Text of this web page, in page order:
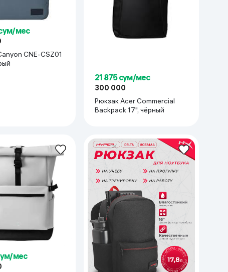
мес
21 875 сум/мес
300 000
Рюкзак Acer Commercial
Backpack 17", чёрный
мес